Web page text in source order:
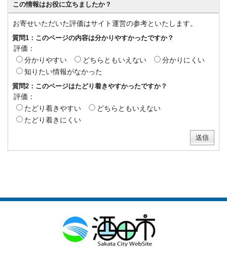
この情報はお役に立ちましたか？
お寄せいただいた評価はサイト運営の参考といたします。
質問1：このページの内容は分かりやすかったですか？
評価：
分かりやすい
どちらともいえない
分かりにくい
知りたい情報がなかった
質問2：このページはたどり着きやすかったですか？
評価：
たどり着きやすい
どちらともいえない
たどり着きにくい